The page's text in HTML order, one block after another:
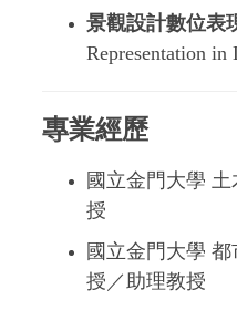
115學年度傑出校友推薦公告
景觀設計數位表
Representation in
專業經歷
國立金門大學
授
國立金門大學
授／助理教授